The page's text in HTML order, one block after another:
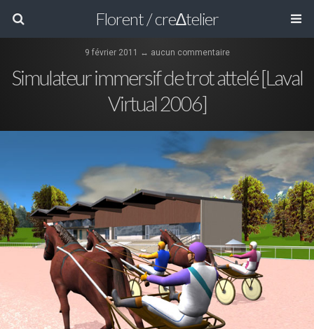
Florent / cre∆telier
9 février 2011 ↔ aucun commentaire
Simulateur immersif de trot attelé [Laval
Virtual 2006]